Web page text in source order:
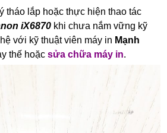
tháo lắp hoặc thực hiện thao tác
iX6870 khi chưa nắm vững kỹ
với kỹ thuật viên máy in Mạnh
thế hoặc sửa chữa máy in.